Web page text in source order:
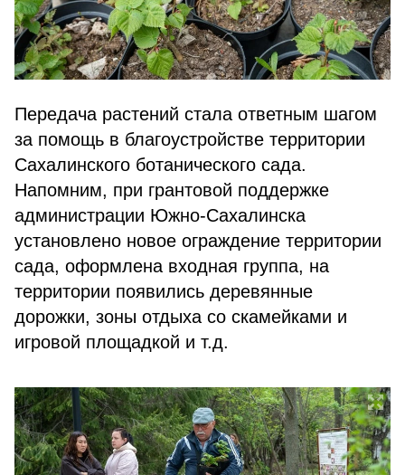
Передача растений стала ответным шагом
за помощь в благоустройстве территории
Сахалинского ботанического сада.
Напомним, при грантовой поддержке
администрации Южно-Сахалинска
установлено новое ограждение территории
сада, оформлена входная группа, на
территории появились деревянные
дорожки, зоны отдыха со скамейками и
игровой площадкой и т.д.